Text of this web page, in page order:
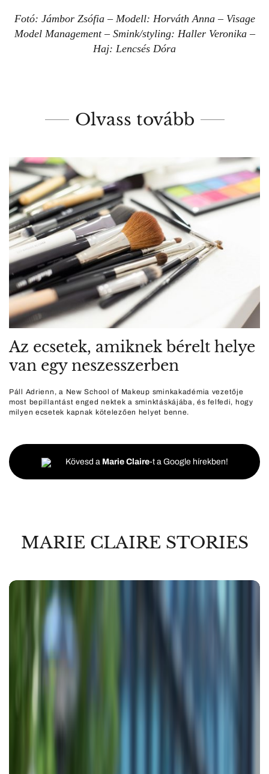
Fotó: Jámbor Zsófia – Modell: Horváth Anna – Visage
Model Management – Smink/styling: Haller Veronika –
Haj: Lencsés Dóra
Olvass tovább
Az ecsetek, amiknek bérelt helye
van egy neszesszerben
Páll Adrienn, a New School of Makeup sminkakadémia vezetője
most bepillantást enged nektek a sminktáskájába, és felfedi, hogy
milyen ecsetek kapnak kötelezően helyet benne.
Kövesd a Marie Claire-t a Google hírekben!
MARIE CLAIRE STORIES